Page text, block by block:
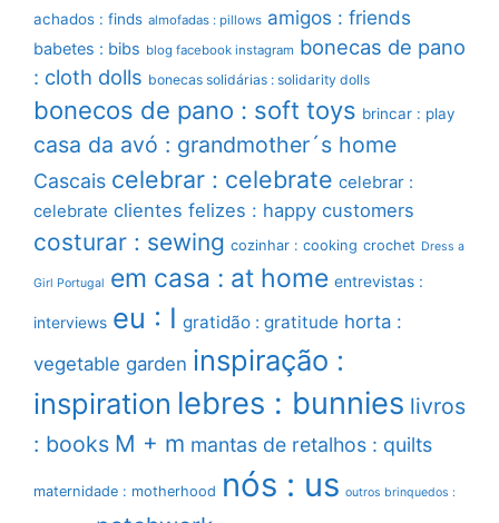
achados : finds almofadas : pillows amigos : friends
babetes : bibs blog facebook instagram bonecas de pano
: cloth dolls bonecas solidárias : solidarity dolls
bonecos de pano : soft toys brincar : play
casa da avó : grandmother´s home
Cascais celebrar : celebrate celebrar :
celebrate clientes felizes : happy customers
costurar : sewing cozinhar : cooking crochet Dress a
Girl Portugal em casa : at home entrevistas :
interviews eu : I gratidão : gratitude horta :
vegetable garden inspiração :
inspiration lebres : bunnies livros
: books M + m mantas de retalhos : quilts
maternidade : motherhood nós : us outros brinquedos :